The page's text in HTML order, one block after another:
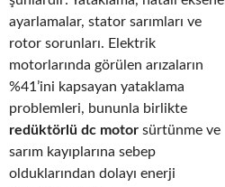
ayarlamalar, stator sarımları ve
rotor sorunları. Elektrik
motorlarında görülen arızaların
%41’ini kapsayan yataklama
problemleri, bununla birlikte
redüktörlü dc motor sürtünme ve
sarım kayıplarına sebep
olduklarından dolayı enerji